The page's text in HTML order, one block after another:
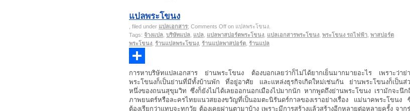
วีซ่ากงสุล
ออกแบบโลโก้
แปลพระโขนง
, filed under แปลเอกสาร; Comments Off on แปลพระโขนง
Tags: จ้างแปล บริษัทแปล แปล แปลพาสปอร์ตพระโขนง แปลเอกสารพระโขนง พระโขนง รถไฟฟ้า พาสปอร์ต
พระโขนง ร้านแปลพระโขนง ร้านแปลพาสปอร์ต ร้านแปล
Share
การหาบริษัทแปลเอกสาร ย่านพระโขนง ต้องบอกเลยว่าก็ไม่ได้ยากเย็นมากมายอะไร เพราะว่าย่
พระโขนงก็เป็นย่านที่มีทั้งบ้านพัก ที่อยู่อาศัย และแหล่งธุรกิจเกิดใหม่เช่นกัน ย่านพระโขนงก็เป็นส่
หนึ่งของถนนสุขุมวิท ซึ่งก็ยังไม่ได้เลยออกนอกเมืองไปมากนัก หากพูดถึงย่านพระโขนง เรามักจะนึก
ภาพยนตร์หรือละครไทยแนวสยองขวัญที่เป็นอมตะนิรันดร์กาลของเราอย่างเรื่อง แม่นาคพระโขนง
ต้องเรียกว่าแทบจะทุกวัย ต้องเคยผ่านตามาบ้าง เพราะมีการสร้างแล้วสร้างอีกหลายต่อหลายครั้ง จาก